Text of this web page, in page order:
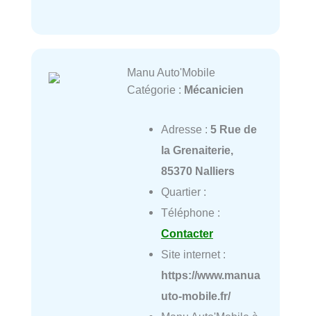
Manu Auto'Mobile
Catégorie : Mécanicien
Adresse : 5 Rue de
la Grenaiterie,
85370 Nalliers
Quartier :
Téléphone :
Contacter
Site internet :
https://www.manua
uto-mobile.fr/